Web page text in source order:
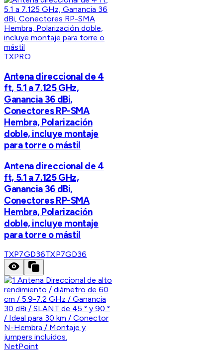
TXPRO
Antena direccional de 4
ft, 5.1 a 7.125 GHz,
Ganancia 36 dBi,
Conectores RP-SMA
Hembra, Polarización
doble, incluye montaje
para torre o mástil
Antena direccional de 4
ft, 5.1 a 7.125 GHz,
Ganancia 36 dBi,
Conectores RP-SMA
Hembra, Polarización
doble, incluye montaje
para torre o mástil
TXP7GD36TXP7GD36
NetPoint